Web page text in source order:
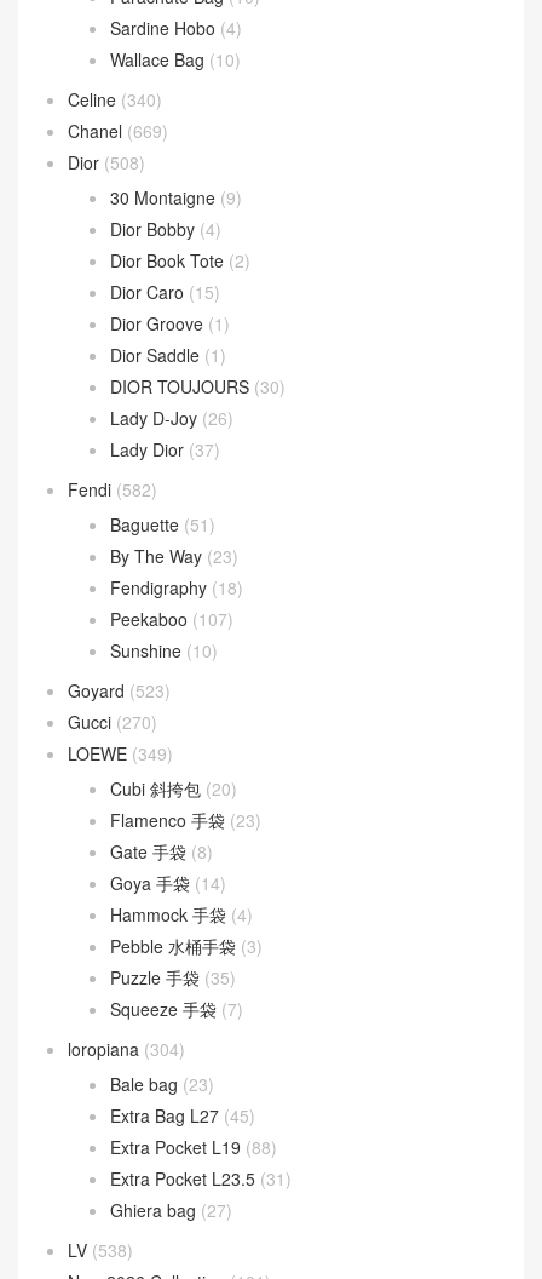
(594)
Andiamo(30)
Andiamo 手拿包
Hop 斜挎包
Jodie 手提包
Loop 斜挎包
(4)
Parachute Bag
Sardine Hobo (4)
Wallace Bag (10)
Celine(340)
Chanel(669)
Dior
(508)
30 Montaigne(9)
Dior Bobby(4)
Dior Book Tote
Dior Caro (15)
Dior Groove
(1)
Dior Saddle
(1)
DIOR TOUJOURS
Lady D-Joy(26)
Fendi (582)
Baguette
By The Way (23)
Fendigraphy (18)
Peekaboo (107)
Sunshine(10)
Goyard(523)
Gucci (270)
LOEWE(349)
Cubi 斜挎包(20)
Flamenco 手袋
Gate 手袋(8)
Goya 手袋 (14)
Hammock 手袋(4)
Pebble 水桶手袋(3)
Puzzle 手袋
(35)
loropiana(304)